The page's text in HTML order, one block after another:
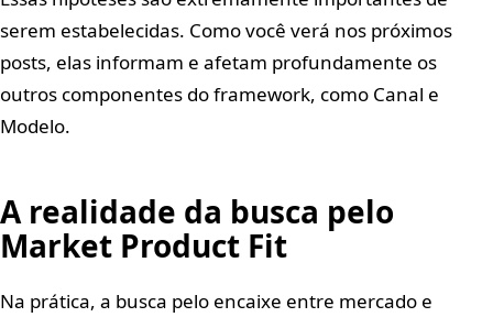
serem estabelecidas. Como você verá nos próximos
posts, elas informam e afetam profundamente os
outros componentes do framework, como Canal e
Modelo.
A realidade da busca pelo
Market Product Fit
Na prática, a busca pelo encaixe entre mercado e